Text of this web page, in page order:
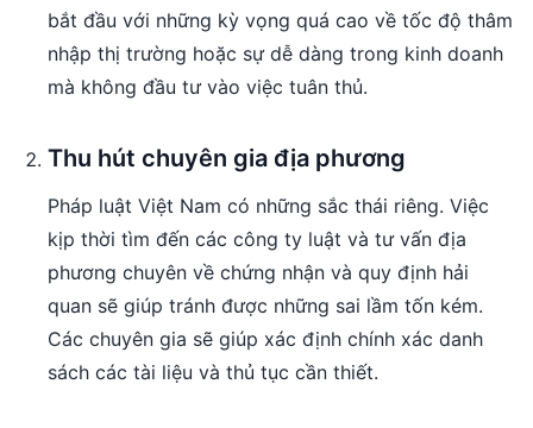
bắt đầu với những kỳ vọng quá cao về tốc độ thâm
nhập thị trường hoặc sự dễ dàng trong kinh doanh
mà không đầu tư vào việc tuân thủ.
Thu hút chuyên gia địa phương
Pháp luật Việt Nam có những sắc thái riêng. Việc
kịp thời tìm đến các công ty luật và tư vấn địa
phương chuyên về chứng nhận và quy định hải
quan sẽ giúp tránh được những sai lầm tốn kém.
Các chuyên gia sẽ giúp xác định chính xác danh
sách các tài liệu và thủ tục cần thiết.